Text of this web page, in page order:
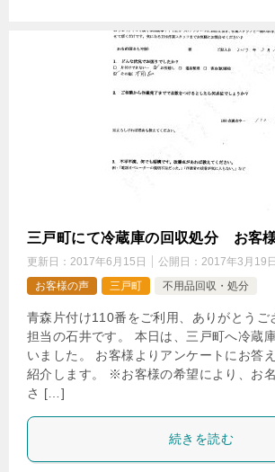
三戸町にて冷蔵庫の回収処分 お客
更新日： 2017年6月15日 公開日： 2017年3月19日
お客様の声
三戸町 不用品回収・処分
青森片付け110番をご利用、ありがとうご
担当の石井です。 本日は、三戸町へ冷蔵
いました。 お客様よりアンケートにお答
紹介します。 ※お客様の希望により、お
さ […]
続きを読む